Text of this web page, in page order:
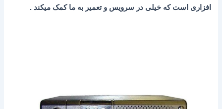
افزاری است که خیلی در سرویس و تعمیر به ما کمک میکند .